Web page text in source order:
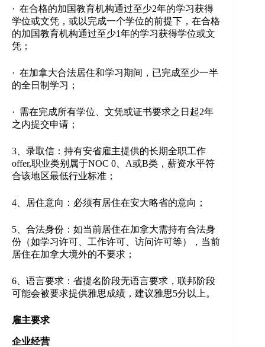
· 在合格的加国教育机构通过至少2年的学习获得
学位或文凭，或以完成一个学位的前提下，在合格
的加国教育机构通过至少1年的学习获得学位或文
凭；
· 在加拿大合法居住和学习期间，已完成至少一半
的全日制学习；
· 需在完成所有学位、文凭或证书要求之日起2年
之内提交申请；
3、录取信：持有安省雇主提供的长期全职工作
offer,职业类别属于NOC 0、A或B类，薪资水平符
合该地区最低行业标准；
4、居住意向：必须有居住在安大略省的意向；
5、合法身份：如当前居住在加拿大需持有合法身
份（如学习许可、工作许可、访问许可等），当前
居住在加拿大境外的不要求；
6、语言要求：省提名阶段无语言要求，联邦阶段
可能会被要求提供雅思成绩，建议雅思5分以上。
雇主要求
企业经营